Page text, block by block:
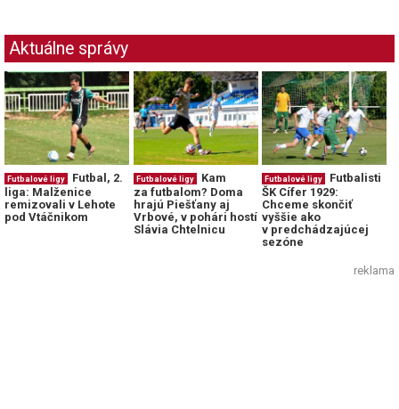
Aktuálne správy
Futbalové ligy
Futbal, 2.
liga: Malženice
remizovali v Lehote
pod Vtáčnikom
Futbalové ligy
Kam
za futbalom? Doma
hrajú Piešťany aj
Vrbové, v pohári hostí
Slávia Chtelnicu
Futbalové ligy
Futbalisti
ŠK Cífer 1929:
Chceme skončiť
vyššie ako
v predchádzajúcej
sezóne
reklama